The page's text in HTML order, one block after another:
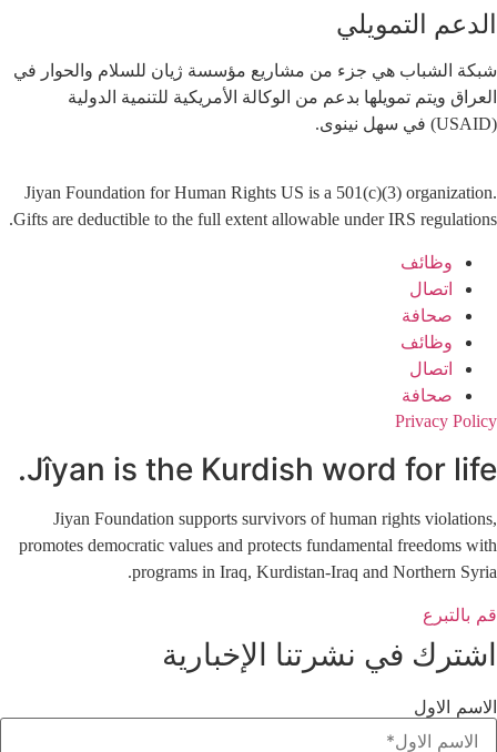
الدعم التمويلي
شبكة الشباب هي جزء من مشاريع مؤسسة ژيان للسلام والحوار في
العراق ويتم تمويلها بدعم من الوكالة الأمريكية للتنمية الدولية
(USAID) في سهل نينوى.
Jiyan Foundation for Human Rights US is a 501(c)(3) organization.
Gifts are deductible to the full extent allowable under IRS regulations.
وظائف
اتصال
صحافة
وظائف
اتصال
صحافة
Privacy Policy
Jîyan is the Kurdish word for life.
Jiyan Foundation supports survivors of human rights violations,
promotes democratic values and protects fundamental freedoms with
programs in Iraq, Kurdistan-Iraq and Northern Syria.
قم بالتبرع
اشترك في نشرتنا الإخبارية
الاسم الاول